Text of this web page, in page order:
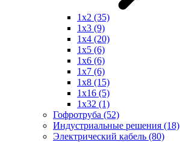
1x2 (35)
1x3 (9)
1x4 (20)
1x5 (6)
1x6 (6)
1x7 (6)
1x8 (15)
1x16 (5)
1x32 (1)
Гофротруба (52)
Индустриальные решения (18)
Электрический кабель (80)